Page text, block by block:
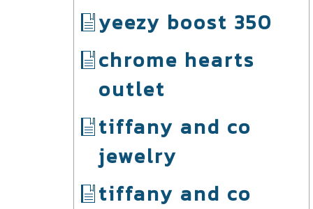
yeezy boost 350
chrome hearts
outlet
tiffany and co
jewelry
tiffany and co